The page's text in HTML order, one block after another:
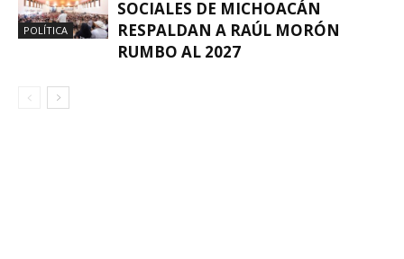
POLÍTICA
SOCIALES DE MICHOACÁN
RESPALDAN A RAÚL MORÓN
RUMBO AL 2027